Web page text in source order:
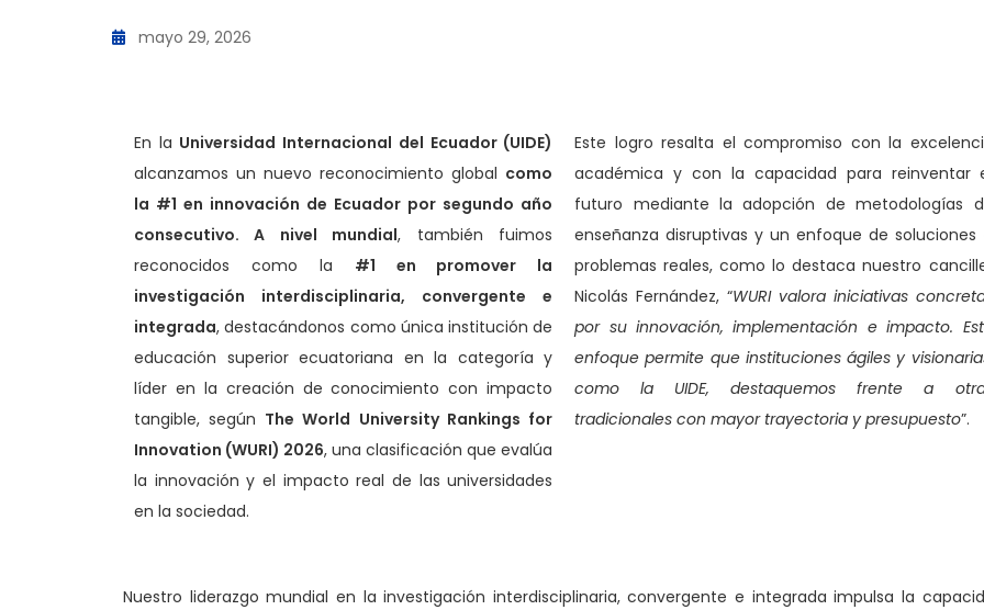
mayo 29, 2026
En la Universidad Internacional del Ecuador (UIDE)
alcanzamos un nuevo reconocimiento global como
la #1 en innovación de Ecuador por segundo año
consecutivo. A nivel mundial, también fuimos
reconocidos como la #1 en promover la
investigación interdisciplinaria, convergente e
integrada, destacándonos como única institución de
educación superior ecuatoriana en la categoría y
líder en la creación de conocimiento con impacto
tangible, según The World University Rankings for
Innovation (WURI) 2026, una clasificación que evalúa
la innovación y el impacto real de las universidades
en la sociedad.
Este logro resalta el compromiso con la
académica y con la capacidad para reinventar
futuro mediante la adopción de metodologías
enseñanza disruptivas y un enfoque de soluciones
problemas reales, como lo destaca nuestro
Nicolás Fernández, “WURI valora iniciativas
por su innovación, implementación e impacto.
enfoque permite que instituciones ágiles y
como la UIDE, destaquemos frente a
tradicionales con mayor trayectoria y presupuesto”.
Nuestro liderazgo mundial en la investigación interdisciplinaria, convergente e integrada impulsa la